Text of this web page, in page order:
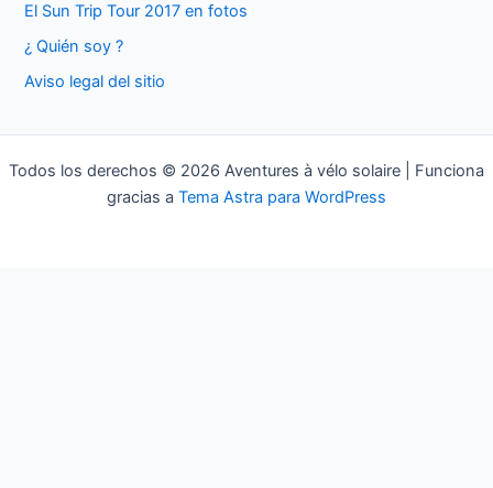
o
r
El Sun Trip Tour 2017 en fotos
¿ Quién soy ?
Aviso legal del sitio
Todos los derechos © 2026 Aventures à vélo solaire | Funciona
gracias a Tema Astra para WordPress